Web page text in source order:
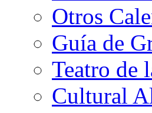
Otros
Guía de
Teatro de
Cultural